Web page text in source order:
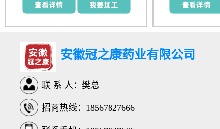
安徽冠之康药业有限公司
联 系 人：樊总
招商热线：18567827666